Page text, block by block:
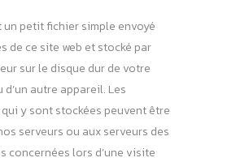
un petit fichier simple envoyé
de ce site web et stocké par
sur le disque dur de votre
autre appareil. Les
y sont stockées peuvent être
serveurs ou aux serveurs des
concernées lors d’une visite